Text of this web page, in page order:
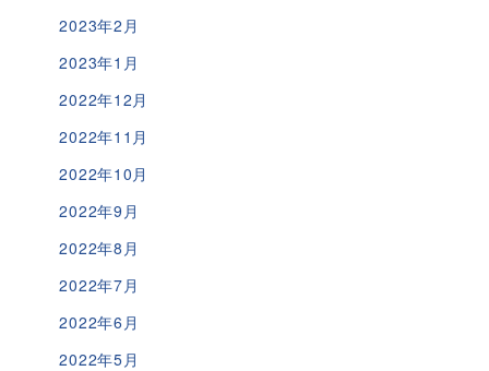
2023年2月
2023年1月
2022年12月
2022年11月
2022年10月
2022年9月
2022年8月
2022年7月
2022年6月
2022年5月